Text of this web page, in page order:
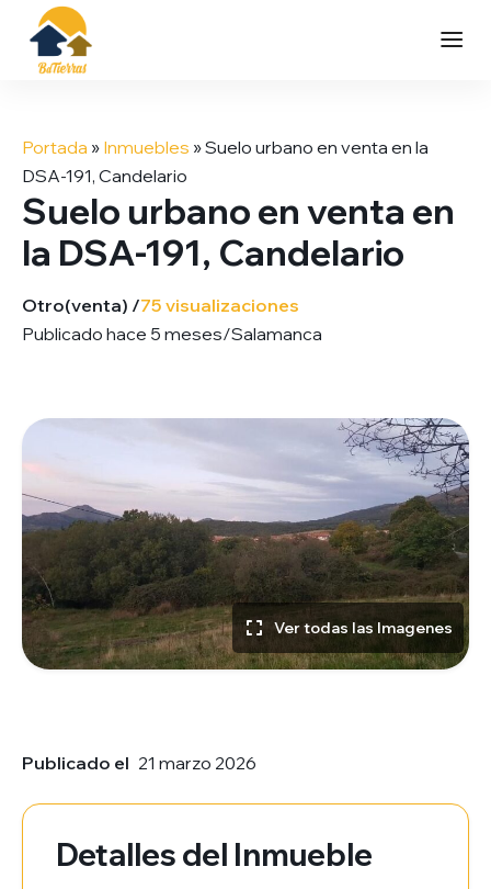
contenido
Portada » Inmuebles »Suelo urbano en venta en la
DSA-191, Candelario
Suelo urbano en venta en
la DSA-191, Candelario
Otro(venta) /75 visualizaciones
Publicado hace 5 meses/Salamanca
Ver todas las Imagenes
Publicado el 21 marzo 2026
Detalles del Inmueble